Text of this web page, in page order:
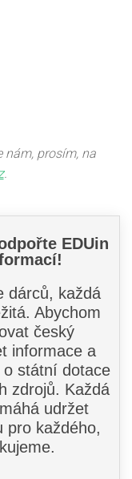
nám, prosím, na
.